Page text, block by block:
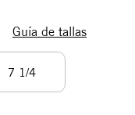
Guía de tallas
7 1/4